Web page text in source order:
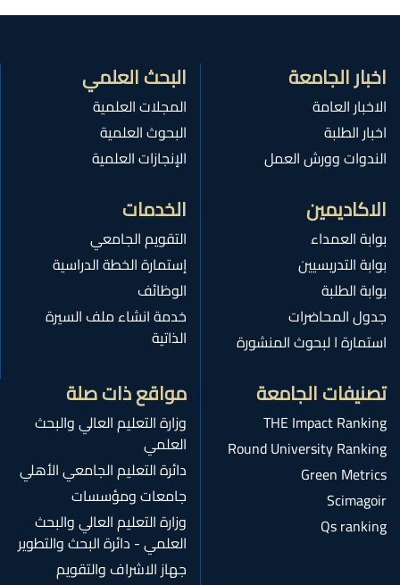
اخبار الجامعة
الاخبار العامة
اخبار الطلبة
الندوات وورش العمل
البحث العلمي
المجلات العلمية
البحوث العلمية
الإنجازات العلمية
الاكاديمين
بوابة العمداء
بوابة التدريسيين
بوابة الطلبة
جدول المحاضرات
استمارة ا لبحوث المنشورة
الخدمات
التقويم الجامعي
إستمارة الخطة الدراسية
الوظائف
خدمة انشاء ملف السيرة
الذاتية
تصنيفات الجامعة
THE Impact Ranking
Round University Ranking
Green Metrics
Scimagoir
Qs ranking
مواقع ذات صلة
وزارة التعليم العالي والبحث
العلمي
دائرة التعليم الجامعي الأهلي
جامعات ومؤسسات
وزارة التعليم العالي والبحث
العلمي - دائرة البحث والتطوير
جهاز الاشراف والتقويم